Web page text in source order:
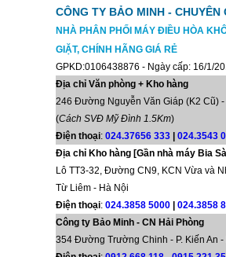
CÔNG TY BẢO MINH - CHUYÊN
NHÀ PHÂN PHỐI MÁY ĐIỀU HÒA
GIẶT, CHÍNH HÃNG GIÁ RẺ
GPKD:0106438876 - Ngày cấp: 16/1/
Địa chỉ Văn phòng + Kho hàng
246 Đường Nguyễn Văn Giáp (K2 Cũ)
(Cách SVĐ Mỹ Đình 1.5Km)
Điện thoại: 024.37656 333| 024.3543
Địa chỉ Kho hàng [Gần nhà máy Bia
Lô TT3-32, Đường CN9, KCN Vừa và
Từ Liêm - Hà Nội
Điện thoại: 024.3858 5000| 024.3858
Công ty Bảo Minh - CN Hải Phòng
354 Đường Trường Chinh - P. Kiến An -